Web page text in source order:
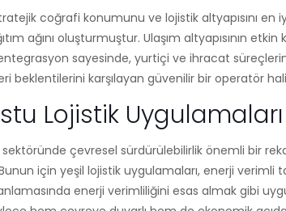
coğrafi konumunu ve lojistik altyapısını en
ağını oluşturmuştur. Ulaşım altyapısının
sayesinde, yurtiçi ve ihracat
beklentilerini karşılayan güvenilir bir operatör
Lojistik
çevresel sürdürülebilirlik önemli bir
için yeşil lojistik uygulamaları, enerji verimli
enerji verimliliğini esas almak gibi